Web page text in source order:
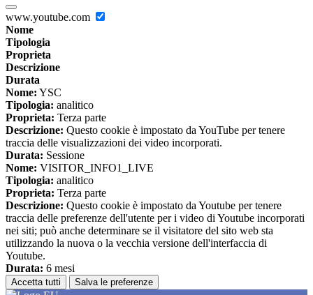
www.youtube.com
Nome
Tipologia
Proprieta
Descrizione
Durata
Nome: YSC
Tipologia: analitico
Proprieta: Terza parte
Descrizione: Questo cookie è impostato da YouTube per tenere
traccia delle visualizzazioni dei video incorporati.
Durata: Sessione
Nome: VISITOR_INFO1_LIVE
Tipologia: analitico
Proprieta: Terza parte
Descrizione: Questo cookie è impostato da Youtube per tenere
traccia delle preferenze dell'utente per i video di Youtube incorporati
nei siti; può anche determinare se il visitatore del sito web sta
utilizzando la nuova o la vecchia versione dell'interfaccia di
Youtube.
Durata: 6 mesi
Accetta tutti Salva le preferenze